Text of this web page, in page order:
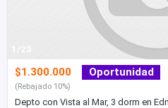
1/23
$1.300.000 Oportunidad
(Rebajado 10%)
Depto con Vista al Mar, 3 dorm en